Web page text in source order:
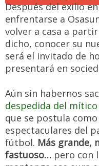
Después del exilio
enfrentarse a
volver a casa a
dicho, conocer su
será el invitado de
presentará en
Aún sin habernos
despedida del
que se postula
espectaculares del
fútbol. Más grande,
fastuoso… pero con